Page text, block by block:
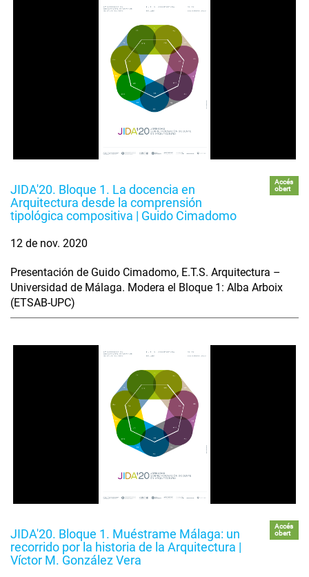
JIDA'20. Bloque 1. La docencia en
Arquitectura desde la comprensión
tipológica compositiva | Guido Cimadomo
Accés
obert
12 de nov. 2020
Presentación de Guido Cimadomo, E.T.S. Arquitectura –
Universidad de Málaga. Modera el Bloque 1: Alba Arboix
(ETSAB-UPC)
JIDA'20. Bloque 1. Muéstrame Málaga: un
recorrido por la historia de la Arquitectura |
Víctor M. González Vera
Accés
obert